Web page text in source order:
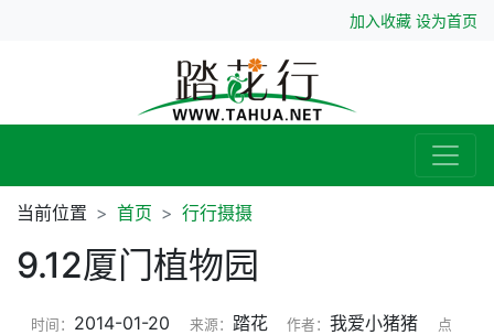
加入收藏 设为首页
当前位置 首页 行行摄摄
9.12厦门植物园
时间： 2014-01-20 来源： 踏花 作者：我爱小猪猪
点